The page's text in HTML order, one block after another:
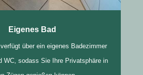
Eigenes Bad
über ein eigenes Badezimmer
WC, sodass Sie Ihre Privatsphäre in